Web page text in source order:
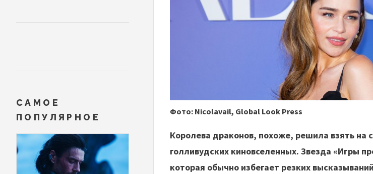
Фото: Nicolavail, Global Look Press
Королева драконов, похоже, решила взять на
голливудских киновселенных. Звезда «Игры
которая обычно избегает резких
САМОЕ
ПОПУЛЯРНОЕ